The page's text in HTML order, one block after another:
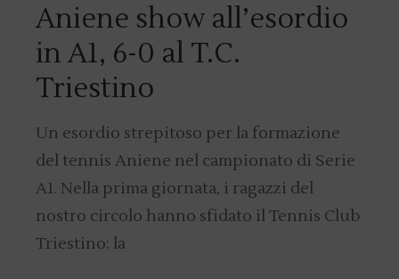
Aniene show all’esordio
in A1, 6-0 al T.C.
Triestino
Un esordio strepitoso per la formazione
del tennis Aniene nel campionato di Serie
A1. Nella prima giornata, i ragazzi del
nostro circolo hanno sfidato il Tennis Club
Triestino: la